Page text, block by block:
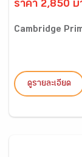
ราคา 2,850 บ
Cambridge
ดูรายละเอียด